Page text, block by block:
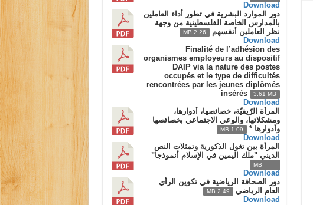
Download
دور الموارد البشرية في تطور أداء العاملين
بالمدارس الخاصة الفلسطينية من وجهة
نظر العاملين أنفسهم 2.26 MB
Download
Finalité de l’adhésion des
organismes employeurs au dispositif
DAIP via la nature des postes
occupés et le type de difficultés
rencontrées par les jeunes diplômés
insérés
3.61 MB
Download
المرأة الرّيفيّة، خصائصها، أدوارها،
ومشكلاتها، والوعي الاجتماعي بخصائصها
وأدوارها * 1.09 MB
Download
المرأة بين تغول الذكورية وتمثلات النص
الديني "ملك اليمين في الإسلام أنموذجا"
Download
دور الصحافة الرياضية في تكوين الرأي
العام الرياضي 2.49 MB
Download